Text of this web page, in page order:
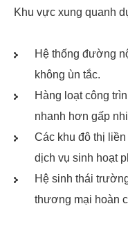
Khu vực xung quanh
Hệ thống đường
không ùn tắc.
Hàng loạt công
nhanh hơn gấp
Các khu đô thị
dịch vụ sinh hoạt
Hệ sinh thái
thương mại hoàn